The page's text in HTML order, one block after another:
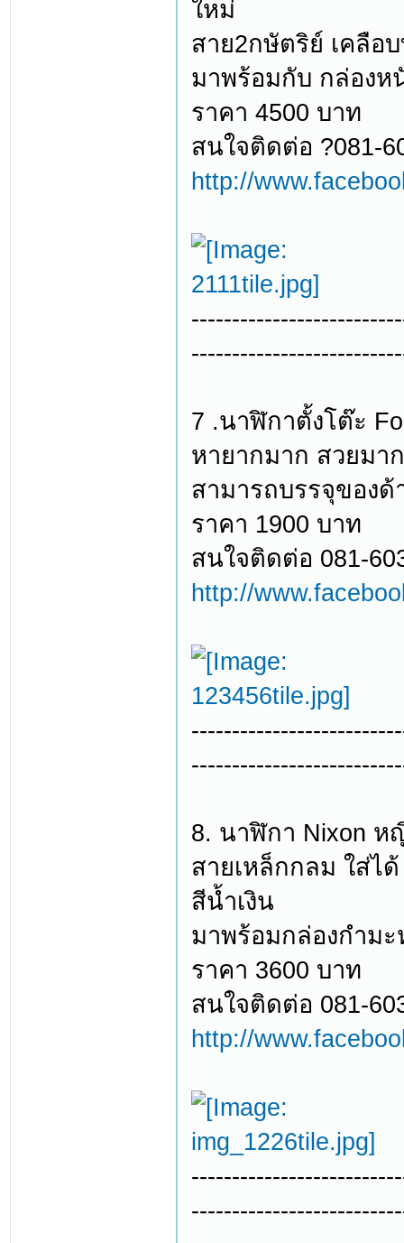
ใหม่
สาย2กษัตริย์ เคลือ
มาพร้อมกับ กล่องห
ราคา 4500 บาท
สนใจติดต่อ ?081-
http://
7 .นาฬิกาตั้งโต๊ะ
หายากมาก สวยมา
สามารถบรรจุของด้
ราคา 1900 บาท
สนใจติดต่อ 081-
http://
8. นาฬิกา Nixon ห
สายเหล็กกลม ใส่ไ
สีน้ำเงิน
มาพร้อมกล่องกำม
ราคา 3600 บาท
สนใจติดต่อ 081-
http://